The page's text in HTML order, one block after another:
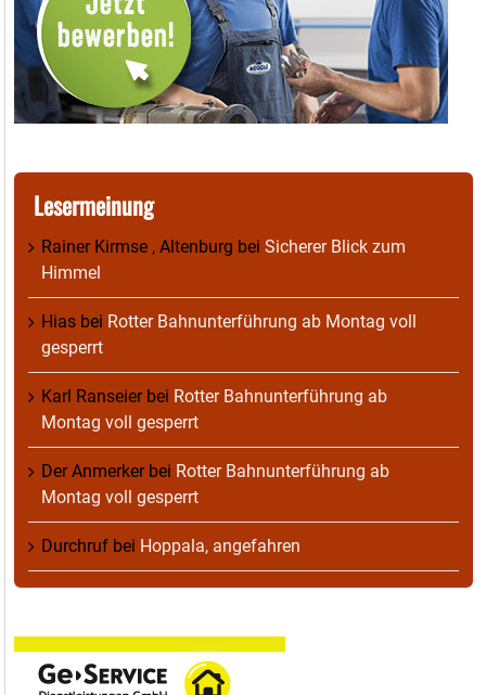
Lesermeinung
Rainer Kirmse , Altenburg bei Sicherer Blick zum
Himmel
Hias bei Rotter Bahnunterführung ab Montag voll
gesperrt
Karl Ranseierbei Rotter Bahnunterführung ab
Montag voll gesperrt
Der Anmerkerbei Rotter Bahnunterführung ab
Montag voll gesperrt
Durchruf bei Hoppala, angefahren